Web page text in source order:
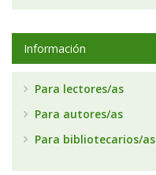
Información
Para lectores/as
Para autores/as
Para bibliotecarios/as